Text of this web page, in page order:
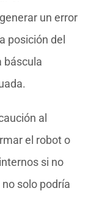
un error
posición del
báscula
al
el robot o
si no
solo podría